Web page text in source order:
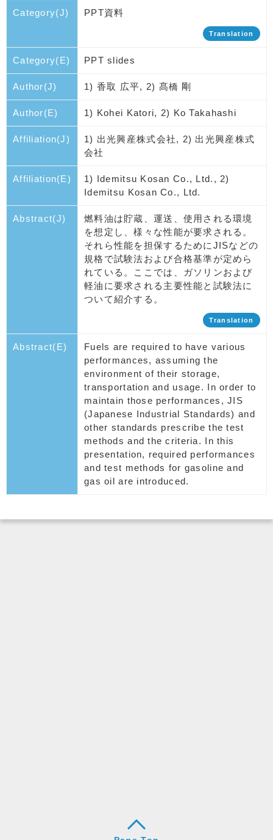
Category(J) PPT資料
Translation
Category(E) PPT slides
Author(J) 1) 香取 広平, 2) 髙橋 剛
Author(E) 1) Kohei Katori, 2) Ko Takahashi
Affiliation(J)
1) 出光興産株式会社, 2) 出光興産株式
会社
Affiliation(E)
1) Idemitsu Kosan Co., Ltd., 2)
Idemitsu Kosan Co., Ltd.
Abstract(J)
燃料油は貯蔵、運送、使用される環境
を想定し、様々な性能が要求される。
それら性能を担保するためにJISなどの
規格で試験法および合格基準が定めら
れている。ここでは、ガソリンおよび
軽油に要求される主要性能と試験法に
ついて紹介する。
Translation
Abstract(E)
Fuels are required to have various
performances, assuming the
environment of their storage,
transportation and usage. In order to
maintain those performances, JIS
(Japanese Industrial Standards) and
other standards prescribe the test
methods and the criteria. In this
presentation, required performances
and test methods for gasoline and
gas oil are introduced.